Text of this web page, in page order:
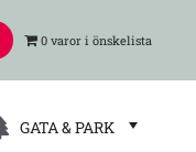
0 varor
GATA & PARK